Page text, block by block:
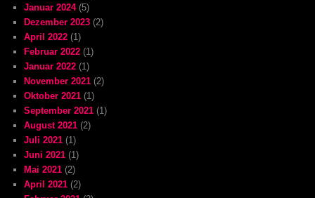
Januar 2024(5)
Dezember 2023 (2)
April 2022 (1)
Februar 2022 (1)
Januar 2022 (1)
November 2021 (2)
Oktober 2021 (1)
September 2021 (1)
August 2021 (2)
Juli 2021 (1)
Juni 2021 (1)
Mai 2021 (2)
April 2021 (2)